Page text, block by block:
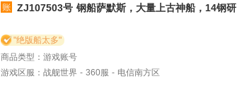
ZJ107503号 钢船萨默斯，大量上古神船，14钢研
"绝版船太多"
商品类型：游戏账号
游戏区服：战舰世界 - 360服 - 电信南方区